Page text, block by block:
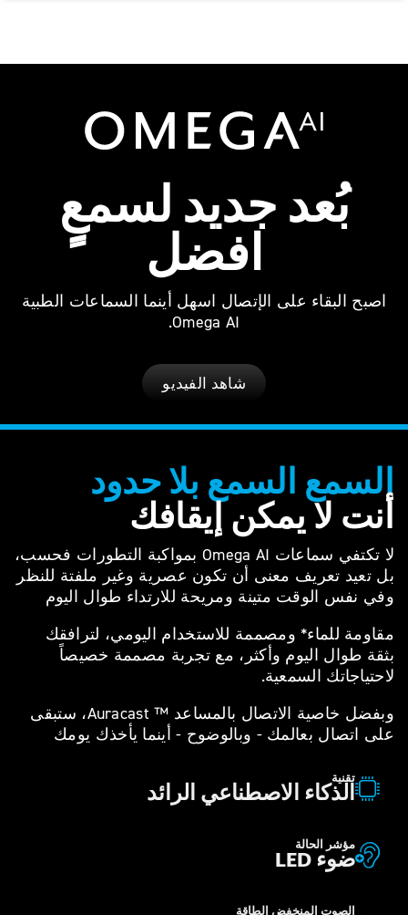
Omega AI
بُعد جديد لسمعٍِ
افضل
اصبح البقاء على الإتصال اسهل أينما السماعات الطبية
Omega AI.
شاهد الفيديو
السمع السمع بلا حدود
أنت لا يمكن إيقافك
لا تكتفي سماعات Omega AI بمواكبة التطورات فحسب،
بل تعيد تعريف معنى أن تكون عصرية وغير ملفتة للنظر
وفي نفس الوقت متينة ومريحة للارتداء طوال اليوم
مقاومة للماء* ومصممة للاستخدام اليومي، لترافقك
بثقة طوال اليوم وأكثر، مع تجربة مصممة خصيصاً
لاحتياجاتك السمعية.
وبفضل خاصية الاتصال بالمساعد ™ Auracast، ستبقى
على اتصال بعالمك - وبالوضوح - أينما يأخذك يومك
تقنية
الذكاء الاصطناعي الرائد
مؤشر الحالة
ضوء LED
الصوت المنخفض الطاقة